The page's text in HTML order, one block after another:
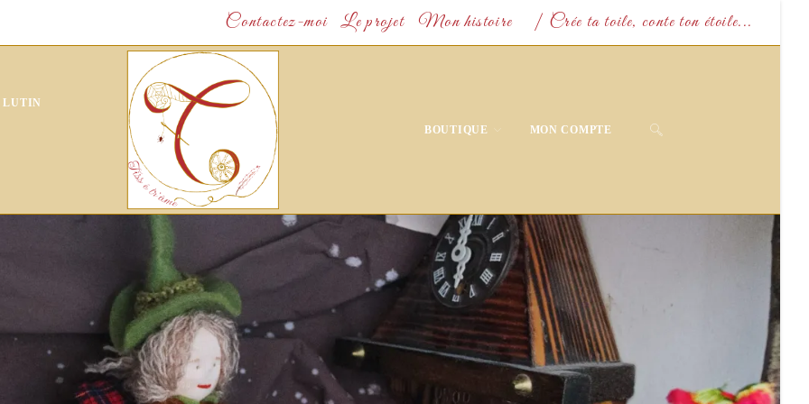
Contactez-moi Le projet Mon histoire | Crée ta toile, conte ton étoile...
LUTIN
BOUTIQUE MON COMPTE TOGGLE